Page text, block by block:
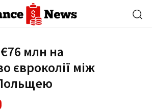
млн на
євроколії між